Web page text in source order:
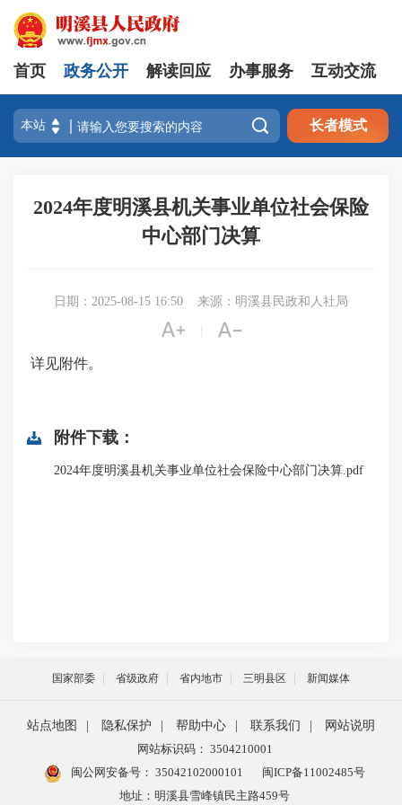
首页 政务公开 解读回应 办事服务 互动交流
 长者模式
2024年度明溪县机关事业单位社会保险
中心部门决算
日期：2025-08-15 16:50 来源：明溪县民政和人社局
 
详见附件。
附件下载：
2024年度明溪县机关事业单位社会保险中心部门决算.pdf
国家部委 省级政府 省内地市 三明县区 新闻媒体
站点地图 隐私保护 帮助中心 联系我们
网站说明
网站标识码： 3504210001
闽公网安备号： 35042102000101
闽ICP备11002485号
地址：明溪县雪峰镇民主路459号